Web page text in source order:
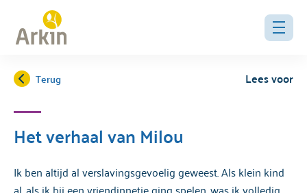
Terug Lees voor
Het verhaal van Milou
Ik ben altijd al verslavingsgevoelig geweest. Als klein kind